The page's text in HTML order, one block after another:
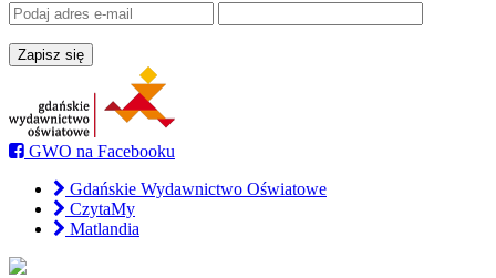
GWO na Facebooku
Gdańskie Wydawnictwo Oświatowe
CzytaMy
Matlandia